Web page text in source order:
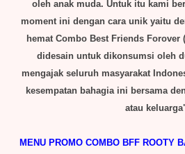
oleh anak muda. Untuk itu kami
moment ini dengan cara unik yaitu
hemat Combo Best Friends Forover
didesain untuk dikonsumsi oleh
mengajak seluruh masyarakat
kesempatan bahagia ini bersama
atau
MENU PROMO COMBO BFF ROOTY